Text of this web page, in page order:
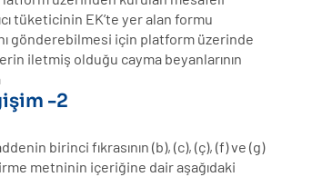
tüketicinin EK’te yer alan formu
gönderebilmesi için platform üzerinde
iletmiş olduğu cayma beyanlarının
-2
birinci fıkrasının (b), (c), (ç), (f) ve (g)
metninin içeriğine dair aşağıdaki